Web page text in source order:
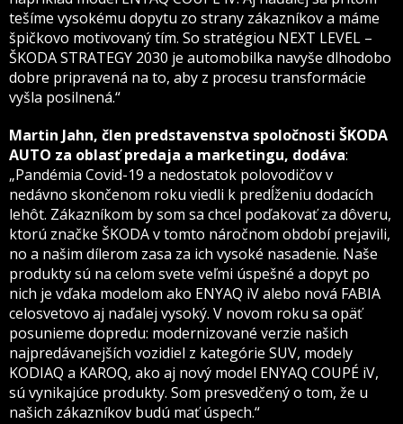
tešíme vysokému dopytu zo strany zákazníkov a máme
špičkovo motivovaný tím. So stratégiou NEXT LEVEL –
ŠKODA STRATEGY 2030 je automobilka navyše dlhodobo
dobre pripravená na to, aby z procesu transformácie
vyšla posilnená.“
Martin Jahn, člen predstavenstva spoločnosti ŠKODA
AUTO za oblasť predaja a marketingu, dodáva:
„Pandémia Covid-19 a nedostatok polovodičov v
nedávno skončenom roku viedli k predĺženiu dodacích
lehôt. Zákazníkom by som sa chcel poďakovať za dôveru,
ktorú značke ŠKODA v tomto náročnom období prejavili,
no a našim dílerom zasa za ich vysoké nasadenie. Naše
produkty sú na celom svete veľmi úspešné a dopyt po
nich je vďaka modelom ako ENYAQ iV alebo nová FABIA
celosvetovo aj naďalej vysoký. V novom roku sa opäť
posunieme dopredu: modernizované verzie našich
najpredávanejších vozidiel z kategórie SUV, modely
KODIAQ a KAROQ, ako aj nový model ENYAQ COUPÉ iV,
sú vynikajúce produkty. Som presvedčený o tom, že u
našich zákazníkov budú mať úspech.“